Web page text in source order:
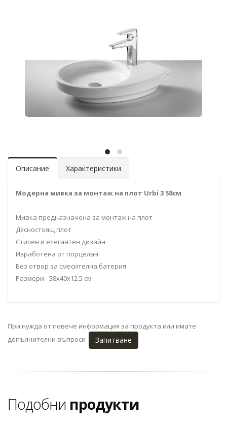
Описание Характеристики
Модерна мивка за монтаж на плот Urbi 3 58см
Мивка предназначена за монтаж на плот
Дясностоящ плот
Стилен и елегантен дизайн
Изработена от порцелан
Без отвор за смесителна батерия
Размери - 58x40x12.5 см
При нужда от повече информация за продукта или имате
допълнителни въпроси
Запитване
Подобни продукти